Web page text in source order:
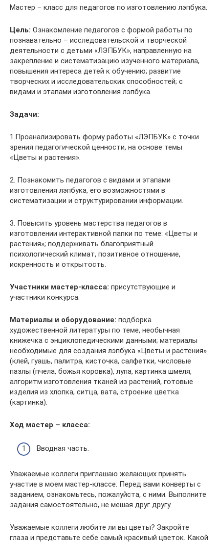
Мастер – класс для педагогов по изготовлению лэпбука.
Цель: Ознакомление педагогов с формой работы по
познавательно – исследовательской и творческой
деятельности с детьми «ЛЭПБУК», направленную на
закрепление и систематизацию изученного материала,
повышения интереса детей к обучению; развитие
творческих и исследовательских способностей; с
видами и этапами изготовления лэпбука.
Задачи:
1.Проанализировать форму работы «ЛЭПБУК» с точки
зрения педагогической ценности, на основе темы
«Цветы и растения».
2. Познакомить педагогов с видами и этапами
изготовления лэпбука, его возможностями в
систематизации и структурировании информации.
3. Повысить уровень мастерства педагогов в
изготовлении интерактивной папки по теме: «Цветы и
растения»; поддерживать благоприятный
психологический климат, позитивное отношение,
искренность и открытость.
Участники мастер-класса: присутствующие и
участники конкурса.
Материалы и оборудование: подборка
художественной литературы по теме, необычная
книжечка с энциклопедическими данными; материалы
необходимые для создания лэпбука «Цветы и растения»
(клей, гуашь, палитра, кисточка, салфетки, числовые
пазлы (пчела, божья коровка), лупа, картинка шмеля,
алгоритм изготовления тканей из растений, готовые
изделия из хлопка, ситца, вата, строение цветка
(картинка).
Ход мастер – класса:
Вводная часть.
Уважаемые коллеги приглашаю желающих принять
участие в моем мастер-классе. Перед вами конверты с
заданием, ознакомьтесь, пожалуйста, с ними. Выполните
задания самостоятельно, не мешая друг другу.
Уважаемые коллеги любите ли вы цветы? Закройте
глаза и представьте себе самый красивый цветок. Какой